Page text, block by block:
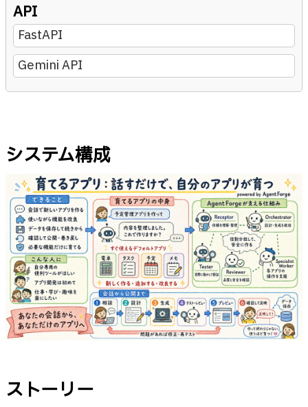
API
FastAPI
Gemini API
システム構成
ストーリー